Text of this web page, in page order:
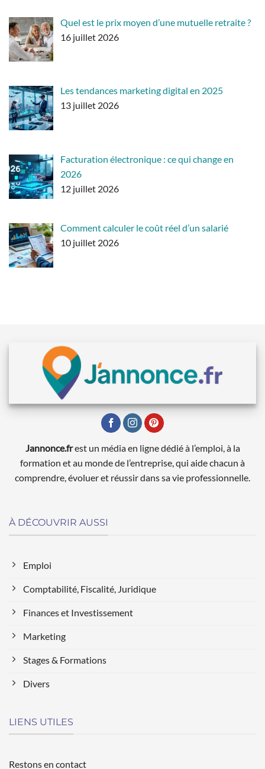
Quel est le prix moyen d’une mutuelle retraite ?
16 juillet 2026
Les tendances marketing digital en 2025
13 juillet 2026
Facturation électronique : ce qui change en
2026
12 juillet 2026
Comment calculer le coût réel d’un salarié
10 juillet 2026
Jannonce.frest un média en ligne dédié à l’emploi, à la
formation et au monde de l’entreprise, qui aide chacun à
comprendre, évoluer et réussir dans sa vie professionnelle.
À DÉCOUVRIR AUSSI
Emploi
Comptabilité, Fiscalité, Juridique
Finances et Investissement
Marketing
Stages & Formations
Divers
LIENS UTILES
Restons en contact